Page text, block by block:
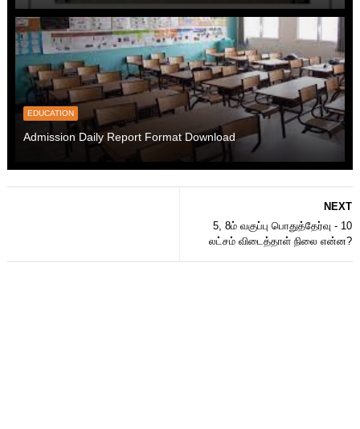
EDUCATION
Admission Daily Report Format Download
NEXT
5, 8ம் வகுப்பு பொதுத்தேர்வு - 10
லட்சம் விடைத்தாள் நிலை என்ன?